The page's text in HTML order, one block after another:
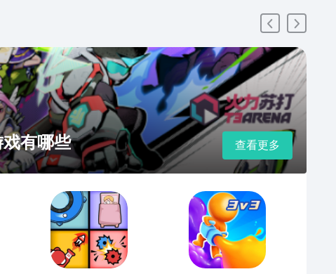
有哪些 查看更多